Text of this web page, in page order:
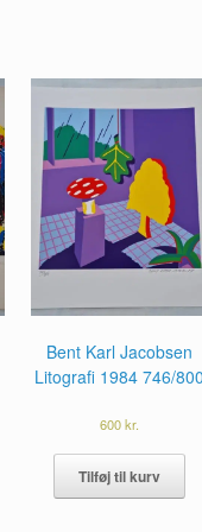
Bent Karl Jacobsen
Litografi 1984 746/
600kr.
Tilføj til kurv